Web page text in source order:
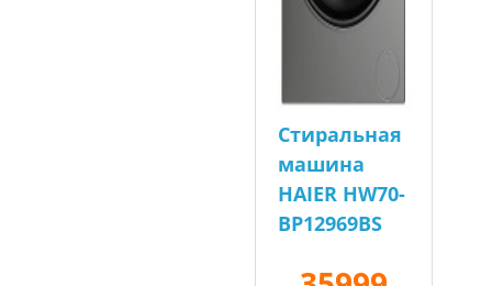
Стиральная
машина
HAIER HW70-
BP12969BS